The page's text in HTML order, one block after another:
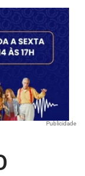
Publicidade